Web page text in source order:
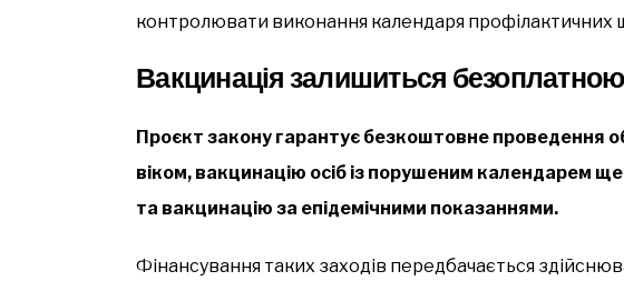
контролювати виконання календаря профілактичних
Вакцинація залишиться безоплатною
Проєкт закону гарантує безкоштовне проведення
віком, вакцинацію осіб із порушеним календарем
та вакцинацію за епідемічними показаннями.
Фінансування таких заходів передбачається